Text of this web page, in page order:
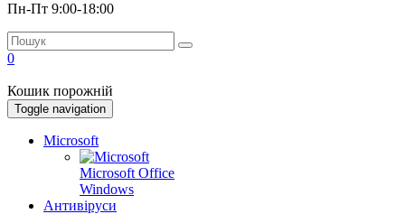
Пн-Пт 9:00-18:00
0
Кошик порожній
Toggle navigation
Microsoft
Microsoft Office
Windows
Антивіруси